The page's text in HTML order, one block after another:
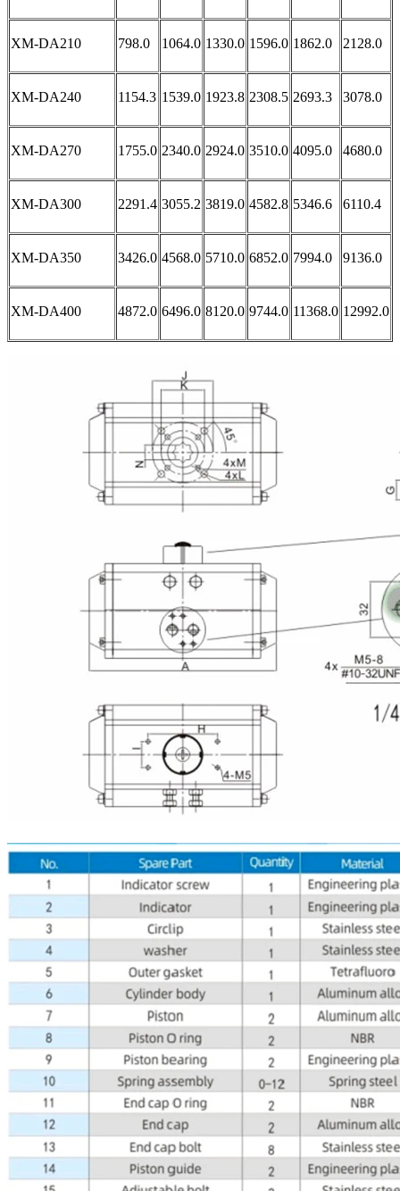
XM-DA210 798.0 1064.0 1330.0 1596.0 1862.0 2128.0
XM-DA240 1154.3 1539.0 1923.8 2308.5 2693.3 3078.0
XM-DA270 1755.0 2340.0 2924.0 3510.0 4095.0 4680.0
XM-DA300 2291.4 3055.2 3819.0 4582.8 5346.6 6110.4
XM-DA350 3426.0 4568.0 5710.0 6852.0 7994.0 9136.0
XM-DA400 4872.0 6496.0 8120.0 9744.0 11368.0 12992.0